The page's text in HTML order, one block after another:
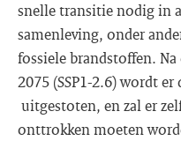
snelle transitie nodig in
samenleving, onder
fossiele brandstoffen. Na
2075 (SSP1-2.6) wordt
uitgestoten, en zal er
onttrokken moeten